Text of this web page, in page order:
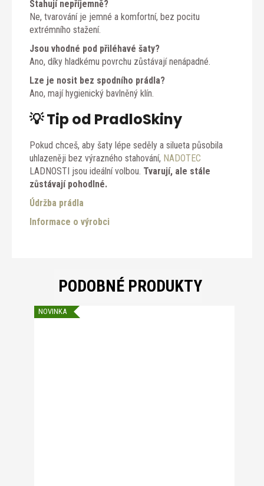
Stahují nepříjemně?
Ne, tvarování je jemné a komfortní, bez pocitu
extrémního stažení.
Jsou vhodné pod přiléhavé šaty?
Ano, díky hladkému povrchu zůstávají nenápadné.
Lze je nosit bez spodního prádla?
Ano, mají hygienický bavlněný klín.
💡 Tip od PradloSkiny
Pokud chceš, aby šaty lépe seděly a silueta působila
uhlazeněji bez výrazného stahování, NADOTEC
LADNOSTI jsou ideální volbou. Tvarují, ale stále
zůstávají pohodlné.
Údržba prádla
Informace o výrobci
PODOBNÉ PRODUKTY
NOVINKA